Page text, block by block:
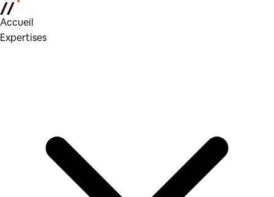
Accueil
Expertises